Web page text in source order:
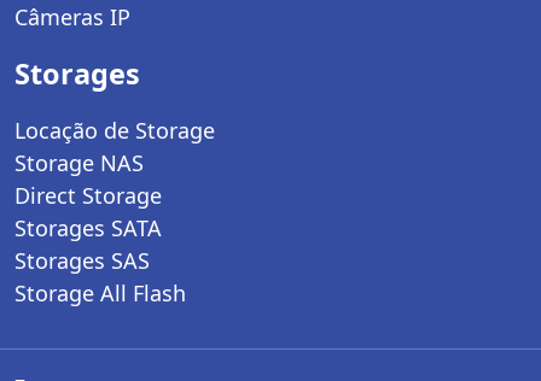
Câmeras IP
Storages
Locação de Storage
Storage NAS
Direct Storage
Storages SATA
Storages SAS
Storage All Flash